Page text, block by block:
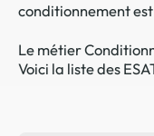
conditionnement
Le métier
Voici la liste des